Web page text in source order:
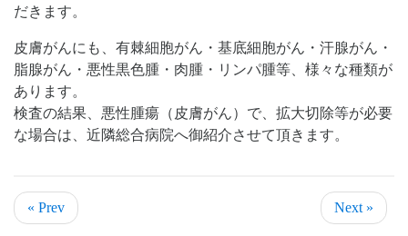
だきます。
皮膚がんにも、有棘細胞がん・基底細胞がん・汗腺がん・
脂腺がん・悪性黒色腫・肉腫・リンパ腫等、様々な種類が
あります。
検査の結果、悪性腫瘍（皮膚がん）で、拡大切除等が必要
な場合は、近隣総合病院へ御紹介させて頂きます。
« Prev Next »